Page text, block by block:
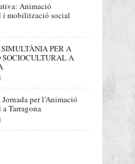
Animació
i mobilització social
PER A
SOCIOCULTURAL A
per l’Animació
Tarragona